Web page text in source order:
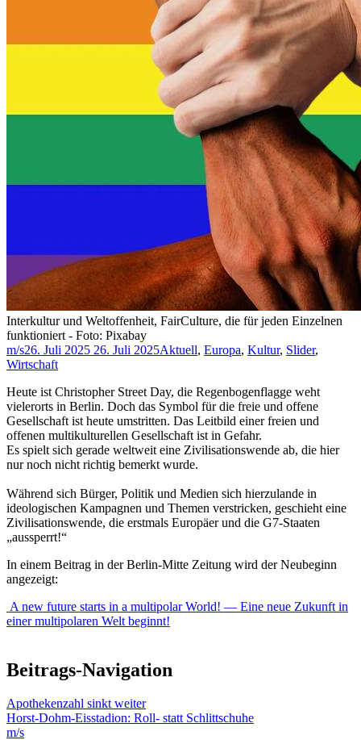
Interkultur und Weltoffenheit, FairCulture, die für jeden Einzelnen
funktioniert - Foto: Pixabay
m/s26. Juli 2025 26. Juli 2025Aktuell, Europa, Kultur, Slider,
Wirtschaft
Heute ist Christopher Street Day, die Regenbogenflagge weht
vielerorts in Berlin. Doch das Symbol für die freie und offene
Gesellschaft ist heute umstritten. Das Leitbild einer freien und
offenen multikulturellen Gesellschaft ist in Gefahr.
Es spielt sich gerade weltweit eine Zivilisationswende ab, die hier
nur noch nicht richtig bemerkt wurde.
Während sich Bürger, Politik und Medien sich hierzulande in
ideologischen Kampagnen und Themen verstricken, geschieht eine
Zivilisationswende, die erstmals Europäer und die G7-Staaten
„aussperrt!“
In einem Beitrag in der Berlin-Mitte Zeitung wird der Neubeginn
angezeigt:
A new future starts in a multipolar World! — Eine neue Zukunft in
einer multipolaren Welt beginnt!
Beitrags-Navigation
Apothekenzahl sinkt weiter
Horst-Dohm-Eisstadion: Roll- statt Schlittschuhe
m/s